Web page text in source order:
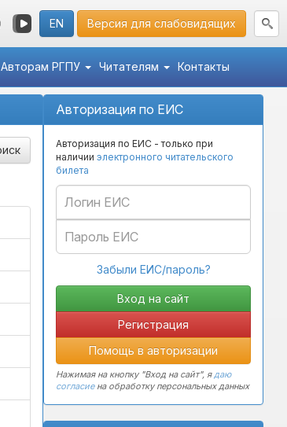
EN Версия для слабовидящих
Авторам РГПУ Читателям Контакты
Авторизация по ЕИС
Авторизация по ЕИС - только при
наличии электронного читательского
билета
Забыли ЕИС/пароль?
Регистрация
Помощь в авторизации
Нажимая на кнопку "Вход на сайт", ядаю
согласиена обработку персональных данных